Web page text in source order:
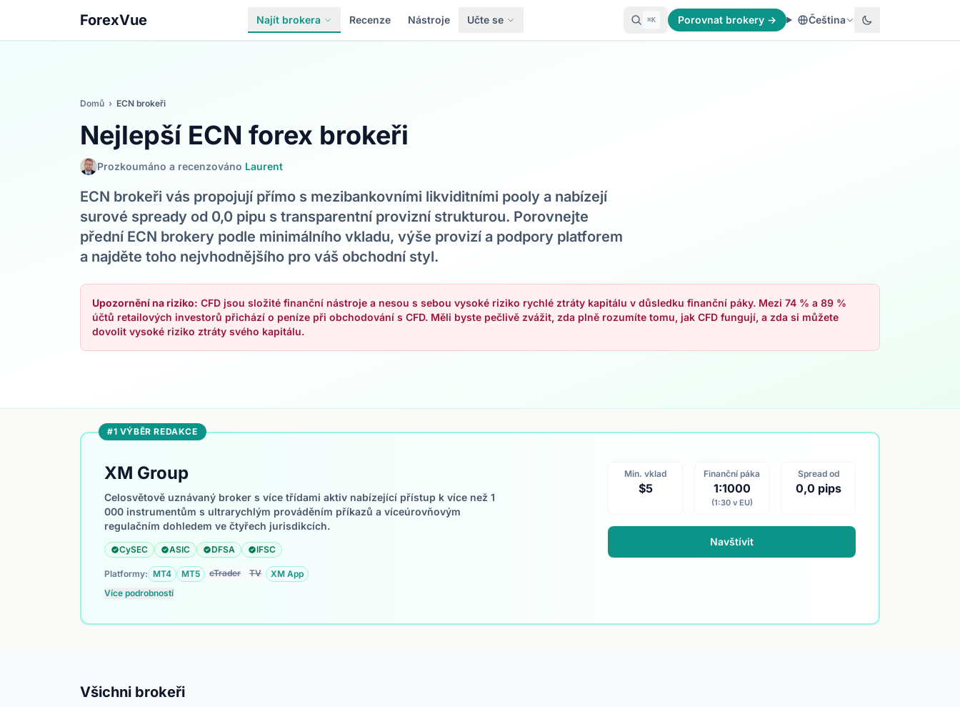
ForexVue Najít brokera Recenze Nástroje Učte se ⌘K Porovnat brokery → Čeština
Domů › ECN brokeři
Nejlepší ECN forex brokeři
Prozkoumáno a recenzováno Laurent
ECN brokeři vás propojují přímo s mezibankovními likviditními pooly a nabízejí
surové spready od 0,0 pipu s transparentní provizní strukturou. Porovnejte
přední ECN brokery podle minimálního vkladu, výše provizí a podpory platforem
a najděte toho nejvhodnějšího pro váš obchodní styl.
Upozornění na riziko: CFD jsou složité finanční nástroje a nesou s sebou vysoké riziko rychlé ztráty kapitálu v důsledku finanční páky. Mezi 74 % a 89 %
účtů retailových investorů přichází o peníze při obchodování s CFD. Měli byste pečlivě zvážit, zda plně rozumíte tomu, jak CFD fungují, a zda si můžete
dovolit vysoké riziko ztráty svého kapitálu.
#1 VÝBĚR REDAKCE
XM Group
Celosvětově uznávaný broker s více třídami aktiv nabízející přístup k více než 1
000 instrumentům s ultrarychlým prováděním příkazů a víceúrovňovým
regulačním dohledem ve čtyřech jurisdikcích.
CySEC ASIC DFSA IFSC
Platformy: MT4 MT5 cTrader TV
XM App
Více podrobností
Min. vklad
$5
Finanční páka
1:1000
(1:30 v EU)
Spread od
0,0 pips
Navštívit
Všichni brokeři